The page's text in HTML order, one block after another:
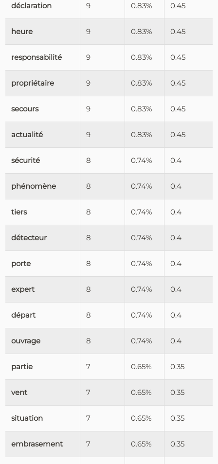
déclaration 9 0.83% 0.45
heure 9 0.83% 0.45
responsabilité 9 0.83% 0.45
propriétaire 9 0.83% 0.45
secours 9 0.83% 0.45
actualité 9 0.83% 0.45
sécurité 8 0.74% 0.4
phénomène 8 0.74% 0.4
tiers 8 0.74% 0.4
détecteur 8 0.74% 0.4
porte 8 0.74% 0.4
expert 8 0.74% 0.4
départ 8 0.74% 0.4
ouvrage 8 0.74% 0.4
partie 7 0.65% 0.35
vent 7 0.65% 0.35
situation 7 0.65% 0.35
embrasement 7 0.65% 0.35